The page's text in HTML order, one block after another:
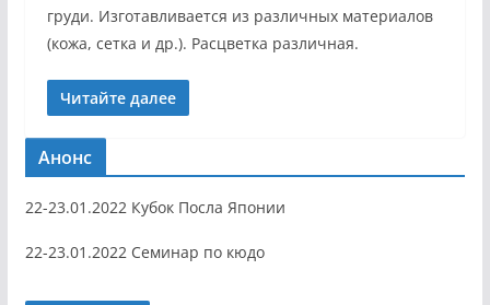
груди. Изготавливается из различных материалов
(кожа, сетка и др.). Расцветка различная.
Читайте далее
Анонс
22-23.01.2022 Кубок Посла Японии
22-23.01.2022 Семинар по кюдо